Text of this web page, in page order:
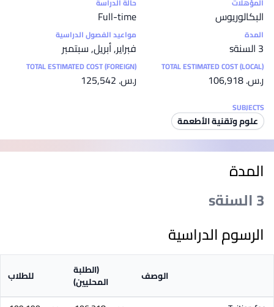
إحصائيات
البكالوريوس Full-time
المدة
3 السنةs
مواعيد الفصول الدراسية
فبراير, أبريل, سبتمبر
TOTAL ESTIMATED COST (LOCAL)
ر.س.‏ 106,918
TOTAL ESTIMATED COST (FOREIGN)
ر.س.‏ 125,542
SUBJECTS
علوم وتقنية الأطعمة
المدة
3 السنةs
الرسوم الدراسية
الوصف (الطلبة
المحليين) للطلاب